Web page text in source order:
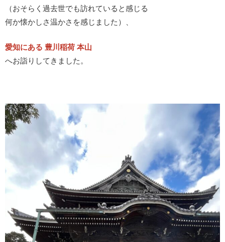
（おそらく過去世でも訪れていると感じる
何か懐かしさ温かさを感じました）、
愛知にある 豊川稲荷 本山
へお詣りしてきました。